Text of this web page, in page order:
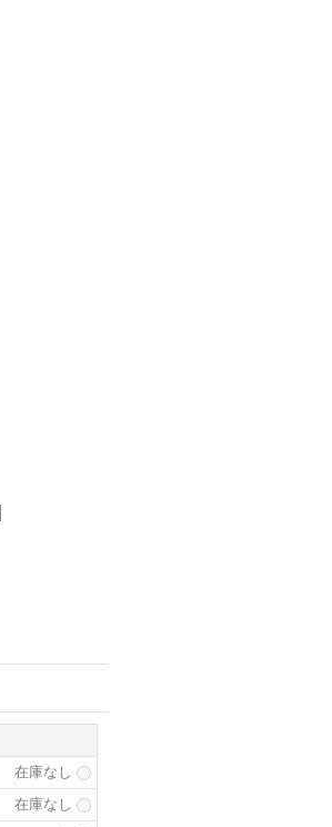
在庫なし
在庫なし